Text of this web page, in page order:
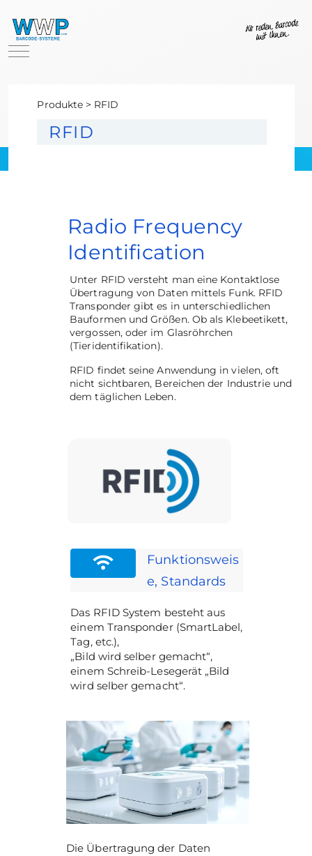
Mobile Menu Toggle
Produkte > RFID
RFID
Radio Frequency
Identification
Unter RFID versteht man eine Kontaktlose
Übertragung von Daten mittels Funk. RFID
Transponder gibt es in unterschiedlichen
Bauformen und Größen. Ob als Klebeetikett,
vergossen, oder im Glasröhrchen
(Tieridentifikation).
RFID findet seine Anwendung in vielen, oft
nicht sichtbaren, Bereichen der Industrie und
dem täglichen Leben.
Funktionsweis
e, Standards
Das RFID System besteht aus
einem Transponder (SmartLabel,
Tag, etc.),
„Bild wird selber gemacht“,
einem Schreib-Lesegerät „Bild
wird selber gemacht“.
Die Übertragung der Daten